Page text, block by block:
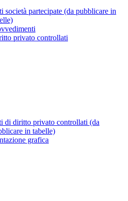
società partecipate (da pubblicare in
privato controllati
di diritto privato controllati (da
in tabelle)
grafica